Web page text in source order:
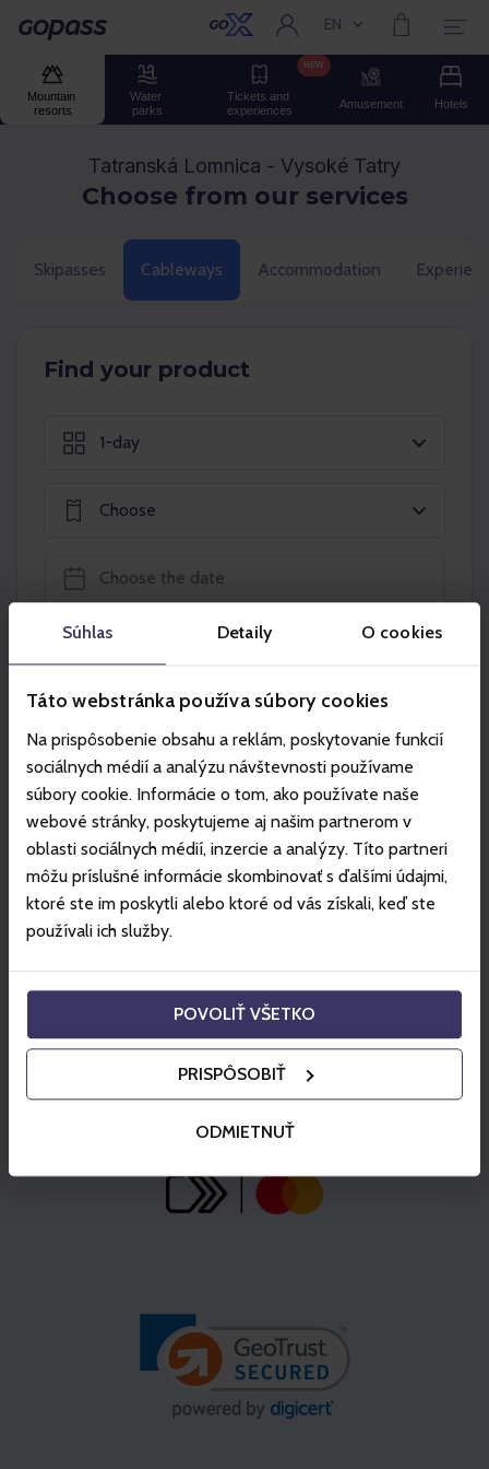
Súhlas Detaily O cookies
Táto webstránka používa súbory cookies
Na prispôsobenie obsahu a reklám, poskytovanie funkcií
sociálnych médií a analýzu návštevnosti používame
súbory cookie. Informácie o tom, ako používate naše
webové stránky, poskytujeme aj našim partnerom v
oblasti sociálnych médií, inzercie a analýzy. Títo partneri
môžu príslušné informácie skombinovať s ďalšími údajmi,
ktoré ste im poskytli alebo ktoré od vás získali, keď ste
používali ich služby.
POVOLIŤ VŠETKO
PRISPÔSOBIŤ
ODMIETNUŤ
Gopass Current language:
EN
Mountain
resorts
Water
parks
Tickets and
experiences
NEW
Amusement Hotels
Tatranská Lomnica - Vysoké Tatry
Choose from our services
Skipasses Cableways Accommodation
Find your product
1-day
Choose
Partners